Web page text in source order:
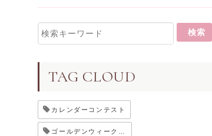
TAG CLOUD
カレンダーコンテスト
ゴールデンウィーク休業